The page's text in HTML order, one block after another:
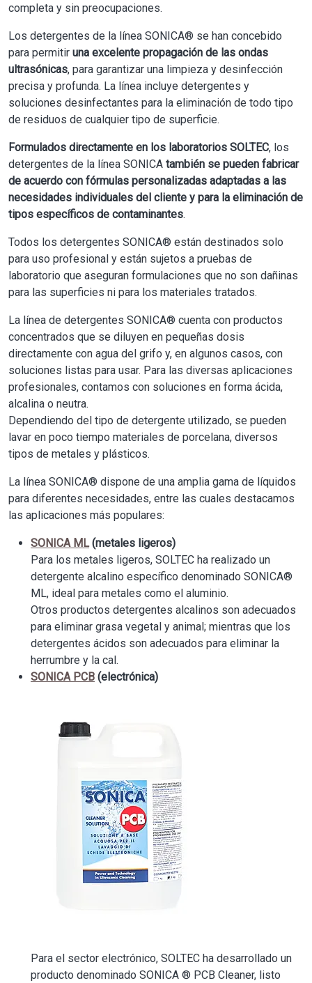
completa y sin preocupaciones.
Los detergentes de la línea SONICA® se han concebido
para permitir una excelente propagación de las ondas
ultrasónicas, para garantizar una limpieza y desinfección
precisa y profunda. La línea incluye detergentes y
soluciones desinfectantes para la eliminación de todo tipo
de residuos de cualquier tipo de superficie.
Formulados directamente en los laboratorios SOLTEC, los
detergentes de la línea SONICA también se pueden fabricar
de acuerdo con fórmulas personalizadas adaptadas a las
necesidades individuales del cliente y para la eliminación de
tipos específicos de contaminantes.
Todos los detergentes SONICA® están destinados solo
para uso profesional y están sujetos a pruebas de
laboratorio que aseguran formulaciones que no son dañinas
para las superficies ni para los materiales tratados.
La línea de detergentes SONICA® cuenta con productos
concentrados que se diluyen en pequeñas dosis
directamente con agua del grifo y, en algunos casos, con
soluciones listas para usar. Para las diversas aplicaciones
profesionales, contamos con soluciones en forma ácida,
alcalina o neutra.
Dependiendo del tipo de detergente utilizado, se pueden
lavar en poco tiempo materiales de porcelana, diversos
tipos de metales y plásticos.
La línea SONICA® dispone de una amplia gama de líquidos
para diferentes necesidades, entre las cuales destacamos
las aplicaciones más populares:
SONICA ML(metales ligeros)
Para los metales ligeros, SOLTEC ha realizado un
detergente alcalino específico denominado SONICA®
ML, ideal para metales como el aluminio.
Otros productos detergentes alcalinos son adecuados
para eliminar grasa vegetal y animal; mientras que los
detergentes ácidos son adecuados para eliminar la
herrumbre y la cal.
SONICA PCB (electrónica)
Para el sector electrónico, SOLTEC ha desarrollado un
producto denominado SONICA ® PCB Cleaner, listo